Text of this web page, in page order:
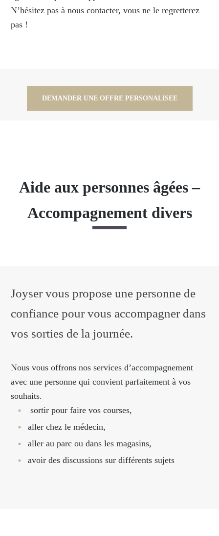
N’hésitez pas à nous contacter, vous ne le regretterez
pas !
DEMANDER UNE OFFRE PERSONALISEE
Aide aux personnes âgées –
Accompagnement divers
Joyser vous propose une personne de
confiance pour vous accompagner dans
vos sorties de la journée.
Nous vous offrons nos services d’accompagnement
avec une personne qui convient parfaitement à vos
souhaits.
sortir pour faire vos courses,
aller chez le médecin,
aller au parc ou dans les magasins,
avoir des discussions sur différents sujets